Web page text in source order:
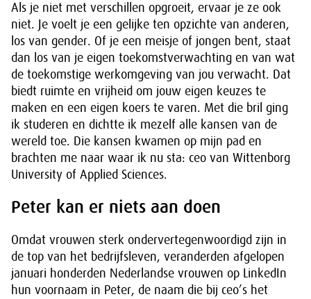
Als je niet met verschillen opgroeit, ervaar je ze ook
niet. Je voelt je een gelijke ten opzichte van anderen,
los van gender. Of je een meisje of jongen bent, staat
dan los van je eigen toekomstverwachting en van wat
de toekomstige werkomgeving van jou verwacht. Dat
biedt ruimte en vrijheid om jouw eigen keuzes te
maken en een eigen koers te varen. Met die bril ging
ik studeren en dichtte ik mezelf alle kansen van de
wereld toe. Die kansen kwamen op mijn pad en
brachten me naar waar ik nu sta: ceo van Wittenborg
University of Applied Sciences.
Peter kan er niets aan doen
Omdat vrouwen sterk ondervertegenwoordigd zijn in
de top van het bedrijfsleven, veranderden afgelopen
januari honderden Nederlandse vrouwen op LinkedIn
hun voornaam in Peter, de naam die bij ceo’s het